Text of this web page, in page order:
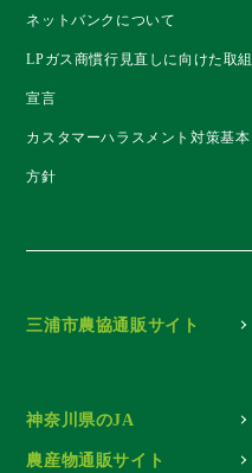
ネットバンクについて
LPガス商慣行見直しに向けた取組
宣言
カスタマーハラスメント対策基本
方針
三浦市農協通販サイト
神奈川県のJA
農産物通販サイト